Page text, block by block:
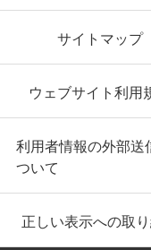
サイトマップ
ウェブサイト利用
利用者情報の外部送
ついて
正しい表示への取